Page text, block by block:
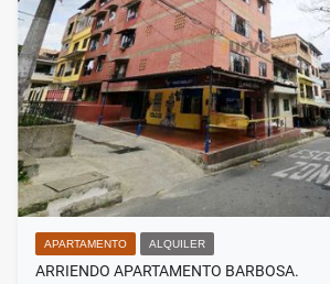
APARTAMENTO ALQUILER
ARRIENDO APARTAMENTO BARBOSA.